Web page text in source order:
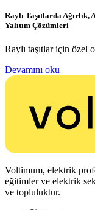
Raylı Taşıtlarda
Yalıtım Çözümleri
Raylı taşıtlar için özel
Devamını oku
Voltimum, elektrik
eğitimler ve elektrik
ve topluluktur.